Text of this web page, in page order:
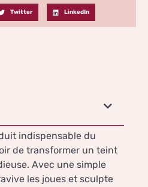
Twitter LinkedIn
indispensable du
de transformer un teint
Avec une simple
les joues et sculpte